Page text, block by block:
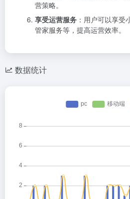
营策略。
享受运营服务 ：用户可以享受
管家服务等，提高运营效率。
数据统计